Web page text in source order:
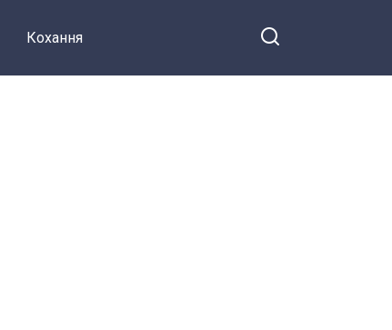
Кохання